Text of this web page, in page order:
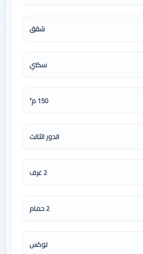
شقق
سكني
150 م²
الدور الثالث
2 غرف
2 حمام
لوكس